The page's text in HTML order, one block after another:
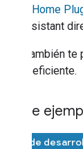
Google Home
Assistant
El IDE también
manera eficiente.
App de
Fase de